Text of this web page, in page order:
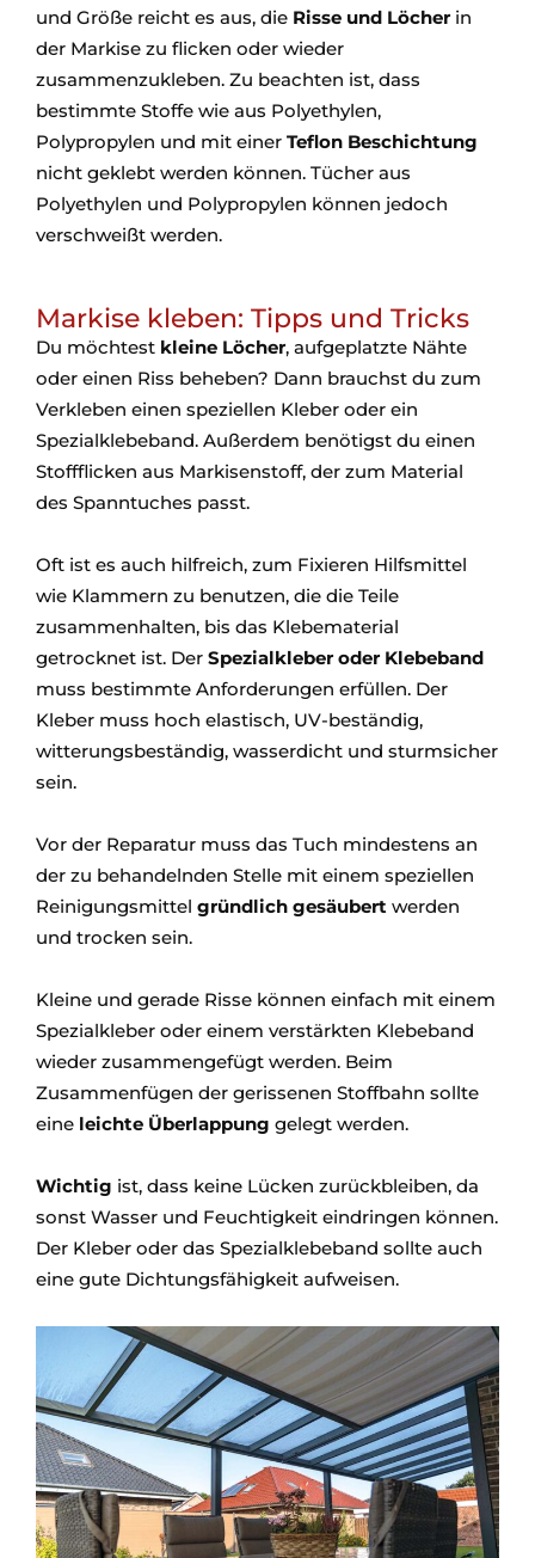
und Größe reicht es aus, die Risse und Löcher in
der Markise zu flicken oder wieder
zusammenzukleben. Zu beachten ist, dass
bestimmte Stoffe wie aus Polyethylen,
Polypropylen und mit einer Teflon Beschichtung
nicht geklebt werden können. Tücher aus
Polyethylen und Polypropylen können jedoch
verschweißt werden.
Markise kleben: Tipps und Tricks
Du möchtest kleine Löcher, aufgeplatzte Nähte
oder einen Riss beheben? Dann brauchst du zum
Verkleben einen speziellen Kleber oder ein
Spezialklebeband. Außerdem benötigst du einen
Stoffflicken aus Markisenstoff, der zum Material
des Spanntuches passt.
Oft ist es auch hilfreich, zum Fixieren Hilfsmittel
wie Klammern zu benutzen, die die Teile
zusammenhalten, bis das Klebematerial
getrocknet ist. Der Spezialkleber oder Klebeband
muss bestimmte Anforderungen erfüllen. Der
Kleber muss hoch elastisch, UV-beständig,
witterungsbeständig, wasserdicht und sturmsicher
sein.
Vor der Reparatur muss das Tuch mindestens an
der zu behandelnden Stelle mit einem speziellen
Reinigungsmittel gründlich gesäubert werden
und trocken sein.
Kleine und gerade Risse können einfach mit einem
Spezialkleber oder einem verstärkten Klebeband
wieder zusammengefügt werden. Beim
Zusammenfügen der gerissenen Stoffbahn sollte
eine leichte Überlappung gelegt werden.
Wichtig ist, dass keine Lücken zurückbleiben, da
sonst Wasser und Feuchtigkeit eindringen können.
Der Kleber oder das Spezialklebeband sollte auch
eine gute Dichtungsfähigkeit aufweisen.